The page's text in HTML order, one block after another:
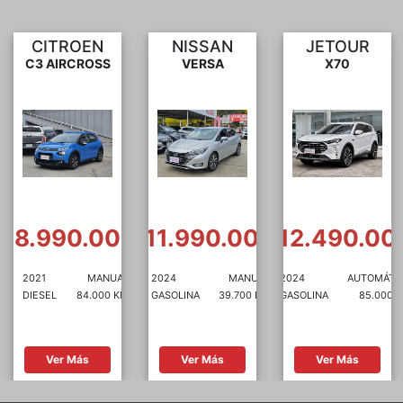
NISSAN
VERSA
2024
GASOLINA
MANUAL
39.700 KM
Ver Más
JETOUR
X70
$12.490.000
2024
GASOLINA
AUTOMÁTICA
85.000 KM
Ver Más
SUZUKI
DZIRE
2021
GASOLINA
61.480
Ver Más